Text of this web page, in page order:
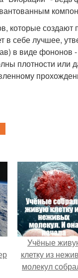
которые создают
в себе лучшее,
в виде
плотности или
Учёные
клетку из
молекул